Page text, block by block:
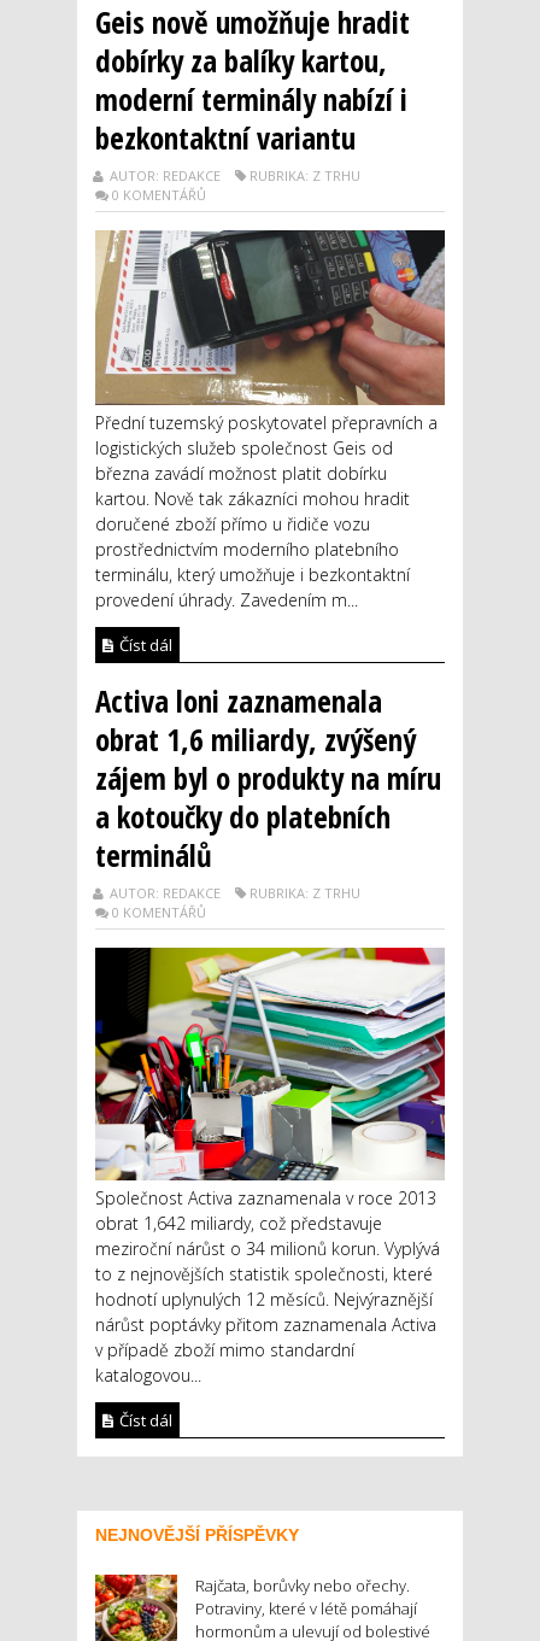
Geis nově umožňuje hradit
dobírky za balíky kartou,
moderní terminály nabízí i
bezkontaktní variantu
AUTOR: REDAKCE
RUBRIKA: Z TRHU
0 KOMENTÁŘŮ
Přední tuzemský poskytovatel přepravních a
logistických služeb společnost Geis od
března zavádí možnost platit dobírku
kartou. Nově tak zákazníci mohou hradit
doručené zboží přímo u řidiče vozu
prostřednictvím moderního platebního
terminálu, který umožňuje i bezkontaktní
provedení úhrady. Zavedením m...
Číst dál
Activa loni zaznamenala
obrat 1,6 miliardy, zvýšený
zájem byl o produkty na míru
a kotoučky do platebních
terminálů
AUTOR: REDAKCE
RUBRIKA: Z TRHU
0 KOMENTÁŘŮ
Společnost Activa zaznamenala v roce 2013
obrat 1,642 miliardy, což představuje
meziroční nárůst o 34 milionů korun. Vyplývá
to z nejnovějších statistik společnosti, které
hodnotí uplynulých 12 měsíců. Nejvýraznější
nárůst poptávky přitom zaznamenala Activa
v případě zboží mimo standardní
katalogovou...
Číst dál
NEJNOVĚJŠÍ PŘÍSPĚVKY
Rajčata, borůvky nebo ořechy.
Potraviny, které v létě pomáhají
hormonům a ulevují od bolestivé